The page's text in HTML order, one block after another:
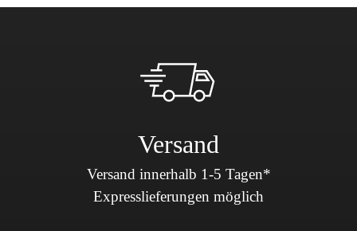
Versand
Versand innerhalb 1-5 Tagen*
Expresslieferungen möglich